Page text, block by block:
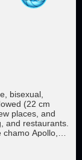
bisexual,
(22 cm
places, and
and restaurants.
Gosto